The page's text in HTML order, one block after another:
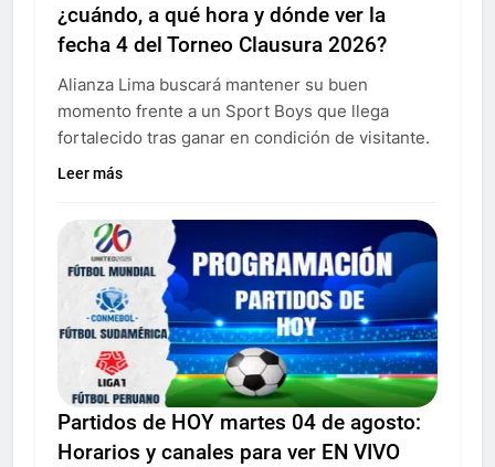
¿cuándo, a qué hora y dónde ver la
fecha 4 del Torneo Clausura 2026?
Alianza Lima buscará mantener su buen
momento frente a un Sport Boys que llega
fortalecido tras ganar en condición de visitante.
Leer más
Partidos de HOY martes 04 de agosto:
Horarios y canales para ver EN VIVO